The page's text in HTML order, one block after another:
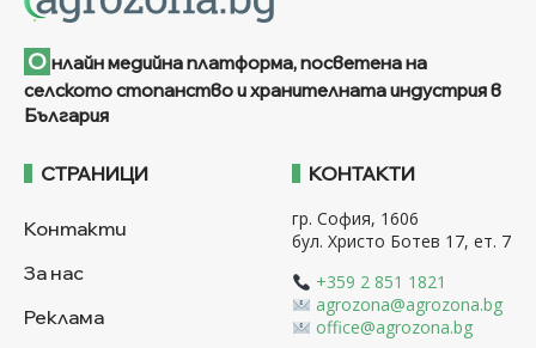
О нлайн медийна платформа, посветена на
селското стопанство и хранителната индустрия в
България
СТРАНИЦИ
Контакти
За нас
Реклама
КОНТАКТИ
гр. София, 1606
бул. Христо Ботев 17, ет. 7
+359 2 851 1821
agrozona@agrozona.bg
office@agrozona.bg